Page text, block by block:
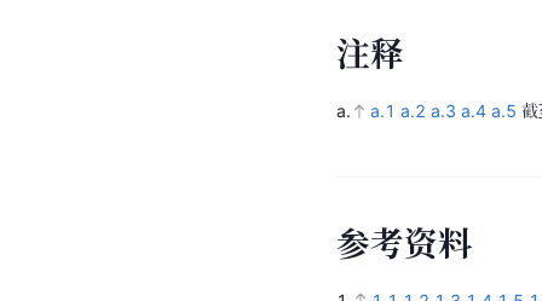
注释
a. a.1 a.2 a.3 a.4 a.5
参考资料